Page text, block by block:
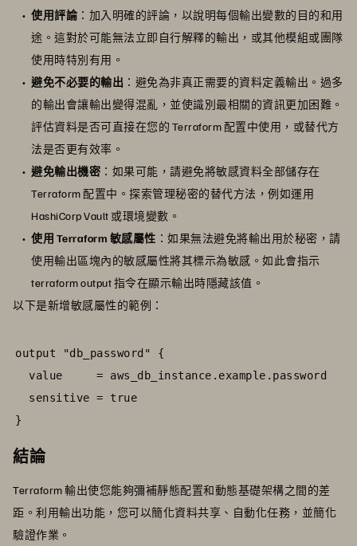
使用評論 ：加入明確的評論，以說明每個輸出變數的目的和用
途。這對於可能無法立即自行解釋的輸出，或其他模組或團隊
使用時特別有用。
避免不必要的輸出 ：避免為非真正需要的資料定義輸出。過多
的輸出會讓輸出變得混亂，並使識別最相關的資訊更加困難。
評估資料是否可直接在您的 Terraform 配置中使用，或替代方
法是否更有效率。
避免輸出機密 ：如果可能，請避免將敏感資料全部儲存在
Terraform 配置中。探索管理秘密的替代方法，例如運用
HashiCorp Vault 或環境變數。
使用 Terraform 敏感屬性 ：如果無法避免將輸出用於秘密，請
使用輸出區塊內的敏感屬性將其標示為敏感。如此會指示
terraform output 指令在顯示輸出時隱藏該值。
以下是新增敏感屬性的範例：
output "db_password" {
value     = aws_db_instance.example.password
sensitive = true
}
結論
Terraform 輸出使您能夠彌補靜態配置和動態基礎架構之間的差
距。利用輸出功能，您可以簡化資料共享、自動化任務，並簡化
驗證作業。